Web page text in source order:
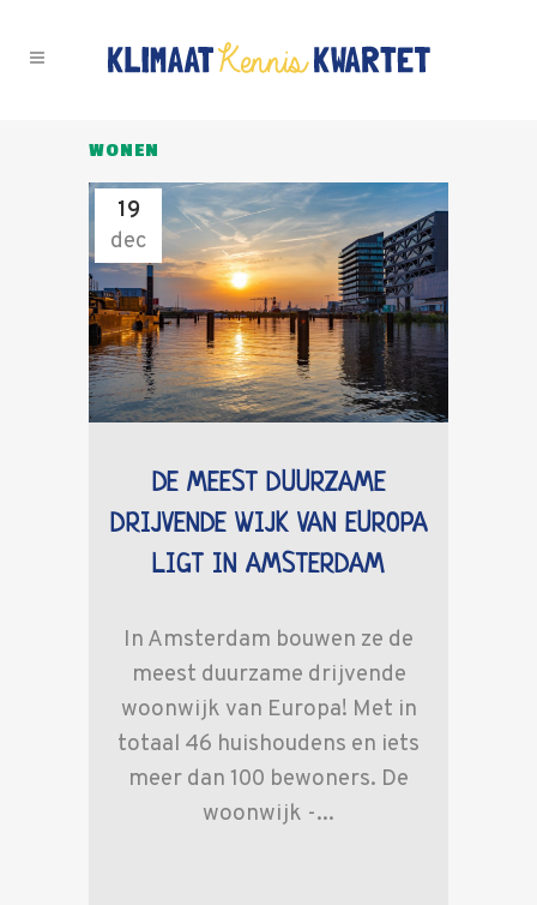
WONEN
19
dec
DE MEEST DUURZAME
DRIJVENDE WIJK VAN EUROPA
LIGT IN AMSTERDAM
In Amsterdam bouwen ze de
meest duurzame drijvende
woonwijk van Europa! Met in
totaal 46 huishoudens en iets
meer dan 100 bewoners. De
woonwijk -...